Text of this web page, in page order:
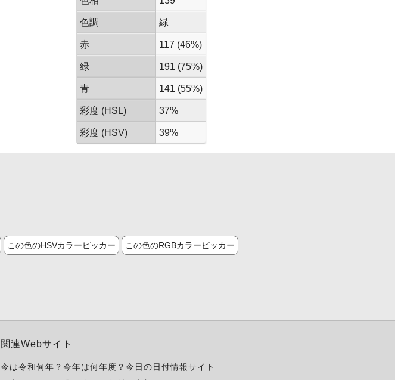
色調 緑
赤 117 (46%)
緑 191 (75%)
青 141 (55%)
彩度 (HSL) 37%
彩度 (HSV) 39%
この色のHSVカラーピッカー この色のRGBカラーピッカー
関連Webサイト
今は令和何年？今年は何年度？今日の日付情報サイト